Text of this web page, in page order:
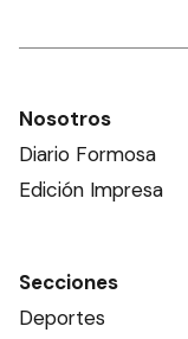
Nosotros
Diario Formosa
Edición Impresa
Secciones
Deportes